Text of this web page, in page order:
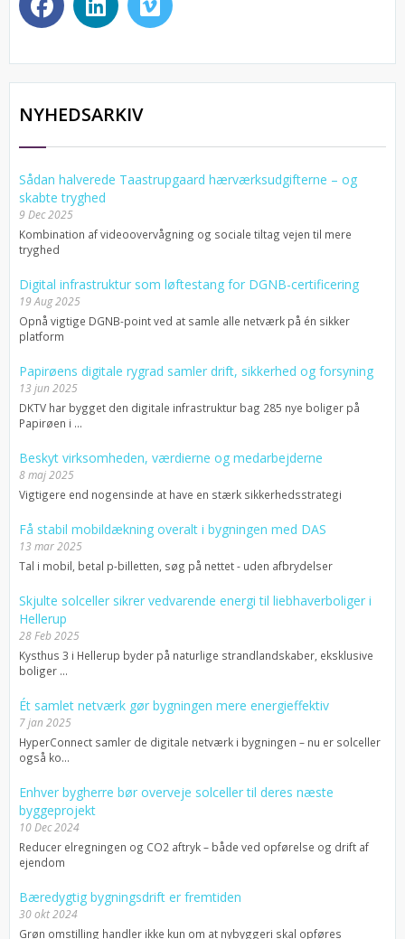
NYHEDSARKIV
Sådan halverede Taastrupgaard hærværksudgifterne – og
skabte tryghed
9 Dec 2025
Kombination af videoovervågning og sociale tiltag vejen til mere
tryghed
Digital infrastruktur som løftestang for DGNB-certificering
19 Aug 2025
Opnå vigtige DGNB-point ved at samle alle netværk på én sikker
platform
Papirøens digitale rygrad samler drift, sikkerhed og forsyning
13 jun 2025
DKTV har bygget den digitale infrastruktur bag 285 nye boliger på
Papirøen i ...
Beskyt virksomheden, værdierne og medarbejderne
8 maj 2025
Vigtigere end nogensinde at have en stærk sikkerhedsstrategi
Få stabil mobildækning overalt i bygningen med DAS
13 mar 2025
Tal i mobil, betal p-billetten, søg på nettet - uden afbrydelser
Skjulte solceller sikrer vedvarende energi til liebhaverboliger i
Hellerup
28 Feb 2025
Kysthus 3 i Hellerup byder på naturlige strandlandskaber, eksklusive
boliger ...
Ét samlet netværk gør bygningen mere energieffektiv
7 jan 2025
HyperConnect samler de digitale netværk i bygningen – nu er solceller
også ko...
Enhver bygherre bør overveje solceller til deres næste
byggeprojekt
10 Dec 2024
Reducer elregningen og CO2 aftryk – både ved opførelse og drift af
ejendom
Bæredygtig bygningsdrift er fremtiden
30 okt 2024
Grøn omstilling handler ikke kun om at nybyggeri skal opføres